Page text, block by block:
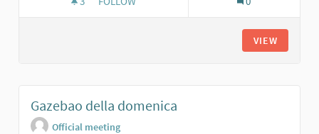
VIEW
Gazebao della domenica
Official meeting